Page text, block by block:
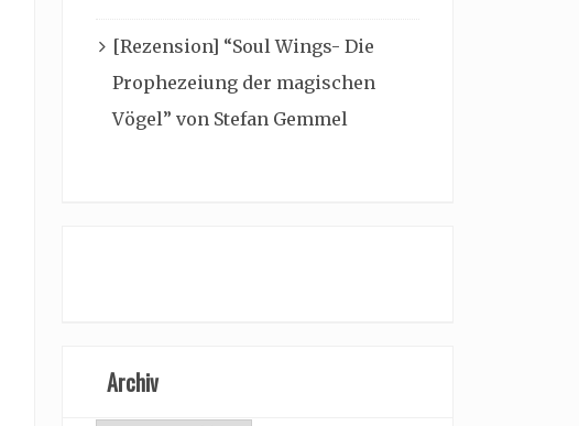
[Rezension] “Soul Wings- Die
Prophezeiung der magischen
Vögel” von Stefan Gemmel
Archiv